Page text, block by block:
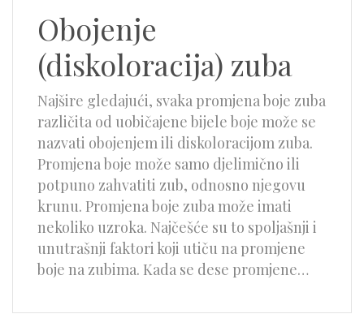
Obojenje
(diskoloracija) zuba
Najšire gledajući, svaka promjena boje zuba
različita od uobičajene bijele boje može se
nazvati obojenjem ili diskoloracijom zuba.
Promjena boje može samo djelimično ili
potpuno zahvatiti zub, odnosno njegovu
krunu. Promjena boje zuba može imati
nekoliko uzroka. Najčešće su to spoljašnji i
unutrašnji faktori koji utiču na promjene
boje na zubima. Kada se dese promjene…